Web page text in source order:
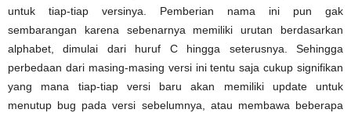
untuk tiap-tiap versinya. Pemberian nama ini pun gak
sembarangan karena sebenarnya memiliki urutan berdasarkan
alphabet, dimulai dari huruf C hingga seterusnya. Sehingga
perbedaan dari masing-masing versi ini tentu saja cukup signifikan
yang mana tiap-tiap versi baru akan memiliki update untuk
menutup bug pada versi sebelumnya, atau membawa beberapa